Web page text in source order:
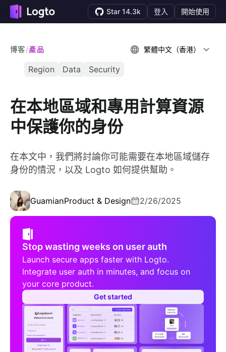
Star 14.3k 登入 開始使用
博客/產品 繁體中文（香港）
Region Data Security
在本地區域和專用計算資源
中保護你的身份
在本文中，我們將討論你可能需要在本地區域儲存
身份的情況，以及 Logto 如何提供幫助。
GuamianProduct & Design 2/26/2025
Stop wasting weeks on user auth
Launch secure apps faster with Logto.
Integrate user auth in minutes, and focus on
your core product.
Get started